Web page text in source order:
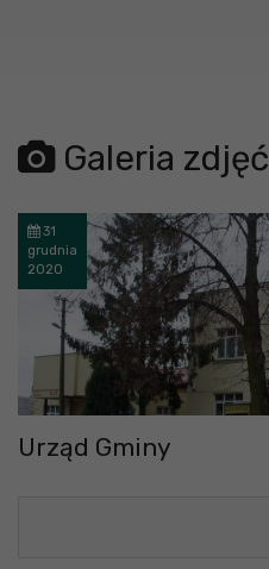
Galeria zdjęć
31
grudnia
2020
Urząd Gminy